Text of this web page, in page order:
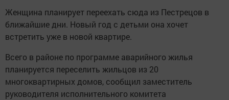
Женщина планирует переехать сюда из Пестрецов в
ближайшие дни. Новый год с детьми она хочет
встретить уже в новой квартире.
Всего в районе по программе аварийного жилья
планируется переселить жильцов из 20
многоквартирных домов, сообщил заместитель
руководителя исполнительного комитета